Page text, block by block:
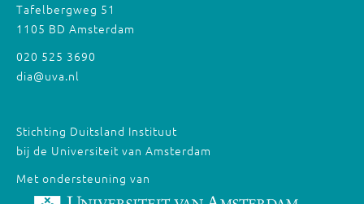
Tafelbergweg 51
1105 BD Amsterdam
020 525 3690
dia@uva.nl
Stichting Duitsland Instituut
bij de Universiteit van Amsterdam
Met ondersteuning van